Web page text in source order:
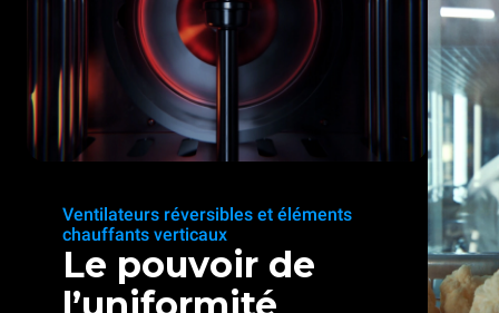
Ventilateurs réversibles et éléments
chauffants verticaux
Le pouvoir de
l’uniformité